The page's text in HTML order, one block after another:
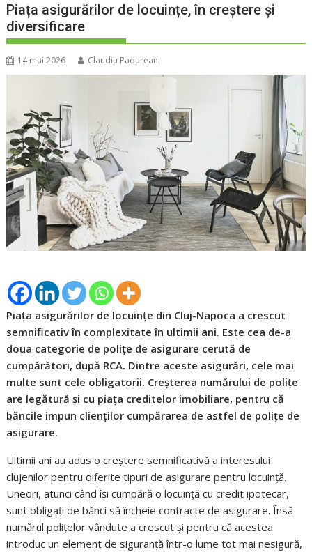
Piața asigurărilor de locuințe, în creștere și
diversificare
14 mai 2026 Claudiu Padurean
Piața asigurărilor de locuințe din Cluj-Napoca a crescut
semnificativ în complexitate în ultimii ani. Este cea de-a
doua categorie de polițe de asigurare cerută de
cumpărători, după RCA. Dintre aceste asigurări, cele mai
multe sunt cele obligatorii. Creșterea numărului de polițe
are legătură și cu piața creditelor imobiliare, pentru că
băncile impun clienților cumpărarea de astfel de polițe de
asigurare.
Ultimii ani au adus o creștere semnificativă a interesului
clujenilor pentru diferite tipuri de asigurare pentru locuință.
Uneori, atunci când își cumpără o locuință cu credit ipotecar,
sunt obligați de bănci să încheie contracte de asigurare. Însă
numărul polițelor vândute a crescut și pentru că acestea
introduc un element de siguranță într-o lume tot mai nesigură,